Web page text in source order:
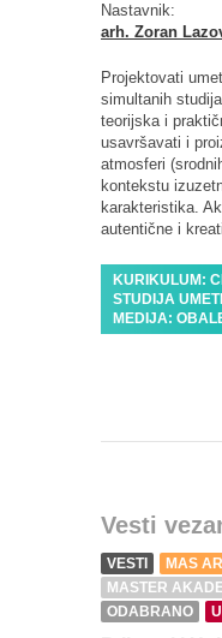
Nastavnik:
arh. Zoran
Projektovati
simultanih
teorijska i
usavršavati i
atmosferi
kontekstu
karakteristika.
autentične i
KURIKULUM:
STUDIJA
MEDIJA:
Vesti
VESTI
MAS
MASTER
ODABRANO